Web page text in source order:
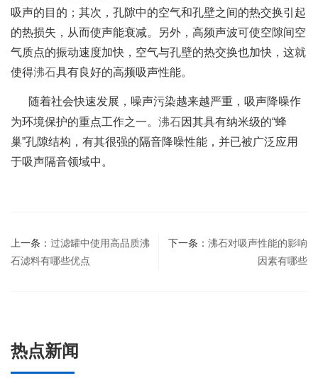
吸声的目的；其次，孔隙中的空气和孔壁之间的热交换引起
的热损失，从而使声能衰减。另外，高频声波可使空隙间空
气质点的振动速度加快，空气与孔壁的热交换也加快，这就
使得沸石具有良好的高频吸声性能。
随着社会快速发展，噪声污染越来越严重，吸声降噪作
为环境保护的重点工作之一。 沸石因其具有纳米级的“蜂
巢”孔隙结构，有其很强的隔音降噪性能，并已被广泛应用
于吸声隔音领域中。
上一条： 过滤罐中使用高品质沸
石滤料有哪些优点
下一条： 沸石对吸声性能的影响
因素有哪些
热点新闻